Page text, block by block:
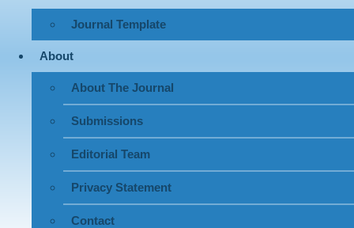
Journal Template
About
About The Journal
Submissions
Editorial Team
Privacy Statement
Contact